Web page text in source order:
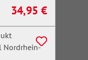
Regulärer Preis:
34,95 €